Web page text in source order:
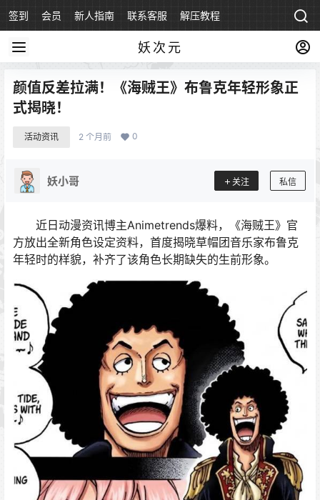
签到 会员 新人指南 联系客服 解压教程
妖次元
颜值反差拉满！《海贼王》布鲁克年轻形象正
式揭晓！
活动资讯 2 个月前 0
妖小哥 关注 私信
近日动漫资讯博主Animetrends爆料，《海贼王》官
方放出全新角色设定资料，首度揭晓草帽团音乐家布鲁克
年轻时的样貌，补齐了该角色长期缺失的生前形象。